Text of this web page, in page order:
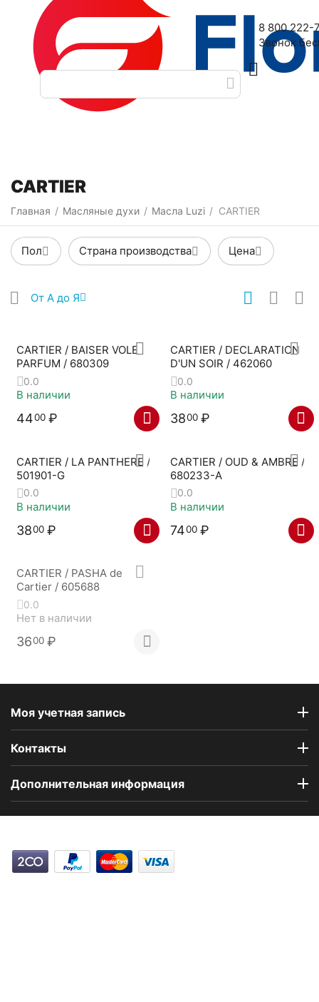
Наш адрес: 2-я Дубровская улица, 6
8 800 222-
Звонок
CARTIER
Главная / Масляные духи / Масла Luzi / CARTIER
Пол Страна производства Цена
От А до Я
CARTIER / BAISER VOLE
PARFUM / 680309
0.0
В наличии
4400 ₽
CARTIER / DECLARATION
D'UN SOIR / 462060
0.0
В наличии
3800 ₽
CARTIER / LA PANTHERE /
501901-G
0.0
В наличии
3800 ₽
CARTIER / OUD & AMBRE /
680233-A
0.0
В наличии
7400 ₽
CARTIER / PASHA de
Cartier / 605688
0.0
Нет в наличии
3600 ₽
Моя учетная запись
Контакты
Дополнительная информация